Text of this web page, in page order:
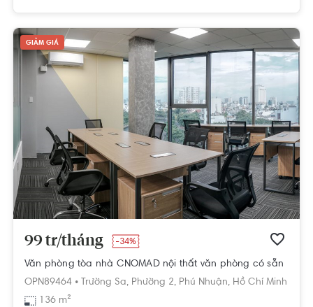
GIẢM GIÁ
99 tr/tháng -34%
Văn phòng tòa nhà CNOMAD nội thất văn phòng có sẵn
OPN89464 • Trường Sa, Phường 2, Phú Nhuận, Hồ Chí Minh
136 m²